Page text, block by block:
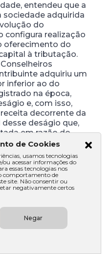
entendeu que a
sociedade adquirida
do
configura realização
oferecimento do
à tributação.
adquiriu um
inferior ao do
na época,
e, com isso,
decorrente da
deságio que,
em razão do
momento em que
Desse
nos termos do art.
do
momento da
investida,
de capital.
aplicável a regra
de Cookies
usamos tecnologias
acessar informações do
essas tecnologias nos
comportamento de
site. Não consentir ou
negativamente certos
Negar